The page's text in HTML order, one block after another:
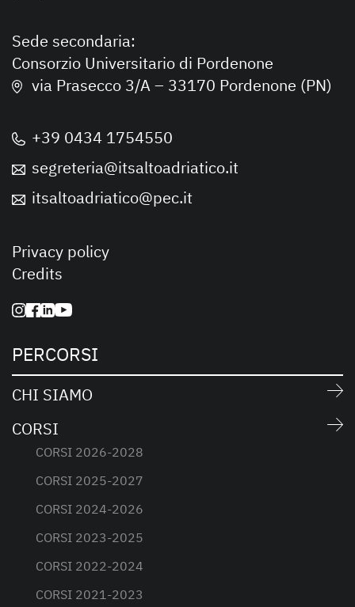
Sede secondaria:
Consorzio Universitario di Pordenone
via Prasecco 3/A – 33170 Pordenone (PN)
+39 0434 1754550
segreteria@itsaltoadriatico.it
itsaltoadriatico@pec.it
Privacy policy
Credits
PERCORSI
CHI SIAMO
CORSI
CORSI 2026-2028
CORSI 2025-2027
CORSI 2024-2026
CORSI 2023-2025
CORSI 2022-2024
CORSI 2021-2023